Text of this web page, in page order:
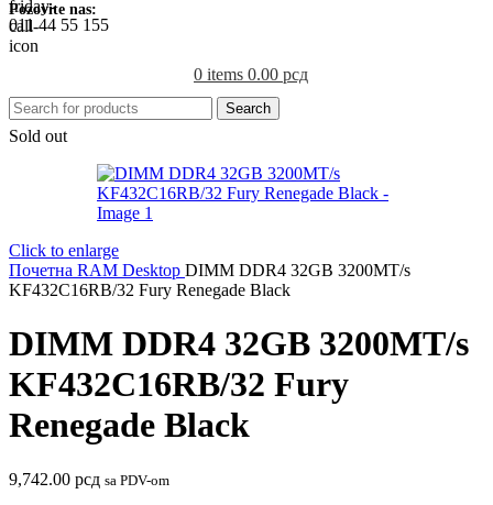
Pozovite nas:
011 44 55 155
0 items 0.00 рсд
Search
Sold out
Click to enlarge
Почетна RAM Desktop DIMM DDR4 32GB 3200MT/s
KF432C16RB/32 Fury Renegade Black
DIMM DDR4 32GB 3200MT/s
KF432C16RB/32 Fury
Renegade Black
9,742.00 рсд sa PDV-om